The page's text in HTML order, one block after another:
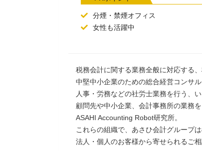
分煙・禁煙オフィス
女性も活躍中
税務会計に関する業務全般に対応する
中堅中小企業のための総合経営コンサ
人事・労務などの社労士業務を行う、
顧問先や中小企業、会計事務所の業務
ASAHI Accounting Robot研究所。
これらの組織で、あさひ会計グループは
法人・個人のお客様から寄せられるご